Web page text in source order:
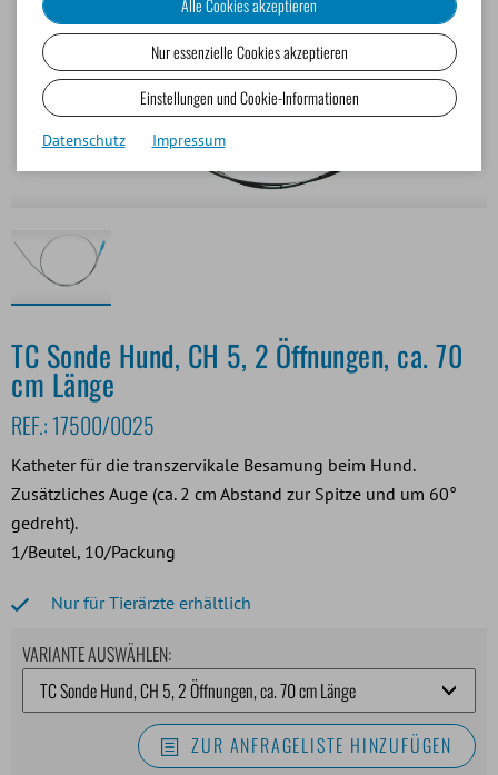
TC Sonde Hund, CH 5, 2 Öffnungen, ca. 70
cm Länge
REF.: 17500/0025
Katheter für die transzervikale Besamung beim Hund.
Zusätzliches Auge (ca. 2 cm Abstand zur Spitze und um 60°
gedreht).
1/Beutel, 10/Packung
Nur für Tierärzte erhältlich
VARIANTE AUSWÄHLEN:
ZUR ANFRAGELISTE HINZUFÜGEN
Alle Cookies akzeptieren
Nur essenzielle Cookies akzeptieren
Einstellungen und Cookie-Informationen
Datenschutz Impressum